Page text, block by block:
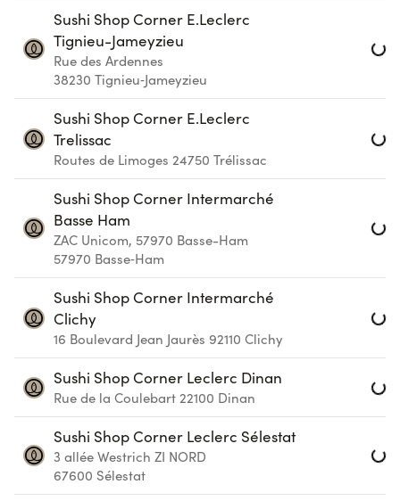
Sushi Shop Corner E.Leclerc
Tignieu-Jameyzieu
Rue des Ardennes
38230 Tignieu‑Jameyzieu
Sushi Shop Corner E.Leclerc
Trelissac
Routes de Limoges 24750 Trélissac
Sushi Shop Corner Intermarché
Basse Ham
ZAC Unicom, 57970 Basse-Ham
57970 Basse‑Ham
Sushi Shop Corner Intermarché
Clichy
16 Boulevard Jean Jaurès 92110 Clichy
Sushi Shop Corner Leclerc Dinan
Rue de la Coulebart 22100 Dinan
Sushi Shop Corner Leclerc Sélestat
3 allée Westrich ZI NORD
67600 Sélestat